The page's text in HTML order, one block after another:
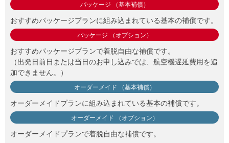
パッケージ （基本補償）
おすすめパッケージプランに組み込まれている基本の補償です。
パッケージ （オプション）
おすすめパッケージプランで着脱自由な補償です。
（出発日前日または当日のお申し込みでは、航空機遅延費用を追
加できません。）
オーダーメイド （基本補償）
オーダーメイドプランに組み込まれている基本の補償です。
オーダーメイド （オプション）
オーダーメイドプランで着脱自由な補償です。